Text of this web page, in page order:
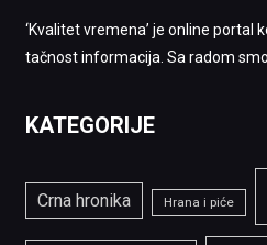
‘Kvalitet vremena’ je online portal
tačnost informacija. Sa radom
KATEGORIJE
Crna hronika Hrana i piće